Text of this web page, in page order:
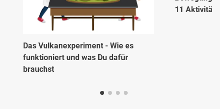
Das Vulkanexperiment - Wie es
funktioniert und was Du dafür
brauchst
11